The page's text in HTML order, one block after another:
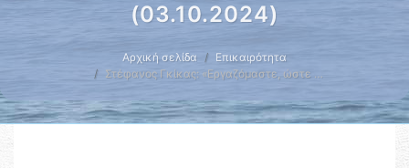
(03.10.2024)
Αρχική σελίδα
Επικαιρότητα
Στέφανος Γκίκας: «Εργαζόμαστε, ώστε …